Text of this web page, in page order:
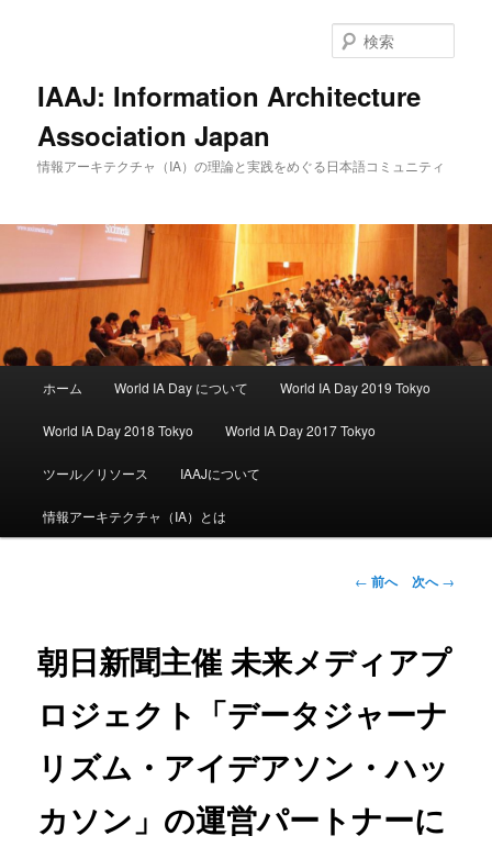
IAAJ: Information Architecture
Association Japan
情報アーキテクチャ（IA）の理論と実践をめぐる日本語コミュニティ
索
メインコンテンツへ移動
サブコンテンツへ移動
ホーム World IA Day について World IA Day 2019 Tokyo
World IA Day 2018 Tokyo World IA Day 2017 Tokyo
ツール／リソース IAAJについて
情報アーキテクチャ（IA）とは
投稿ナビゲーシ
← 前へ 次へ→
朝日新聞主催 未来メディアプ
ロジェクト「データジャーナ
リズム・アイデアソン・ハッ
カソン」の運営パートナーに